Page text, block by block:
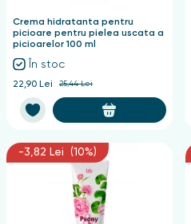
Crema hidratanta pentru
picioare pentru pielea uscata a
picioarelor 100 ml
În stoc
22,90 Lei 25,44 Lei
-3,82 Lei (10%)